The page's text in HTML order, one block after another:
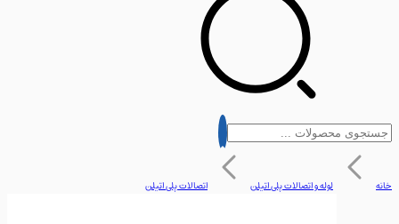
لوله و اتصالات پلی اتیلن اتصالات پلی اتیلن